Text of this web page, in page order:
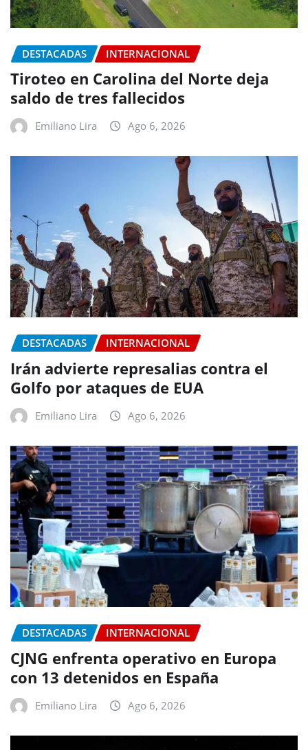
DESTACADAS INTERNACIONAL
Tiroteo en Carolina del Norte deja
saldo de tres fallecidos
Emiliano Lira Ago 6, 2026
DESTACADAS INTERNACIONAL
Irán advierte represalias contra el
Golfo por ataques de EUA
Emiliano Lira Ago 6, 2026
DESTACADAS INTERNACIONAL
CJNG enfrenta operativo en Europa
con 13 detenidos en España
Emiliano Lira Ago 6, 2026